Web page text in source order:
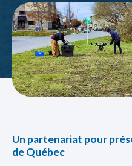
Un partenariat pour
de Québec